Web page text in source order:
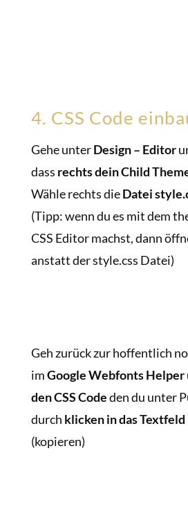
4. CSS Code
Gehe unterDesign – Editor
dass rechts dein Child
Wähle rechts dieDatei
(Tipp: wenn du es mit dem
CSS Editor machst, dann
anstatt der style.css Datei)
Geh zurück zur hoffentlich
imGoogle Webfonts Helper
den CSS Codeden du unter
durch klicken in das Textfeld
(kopieren)